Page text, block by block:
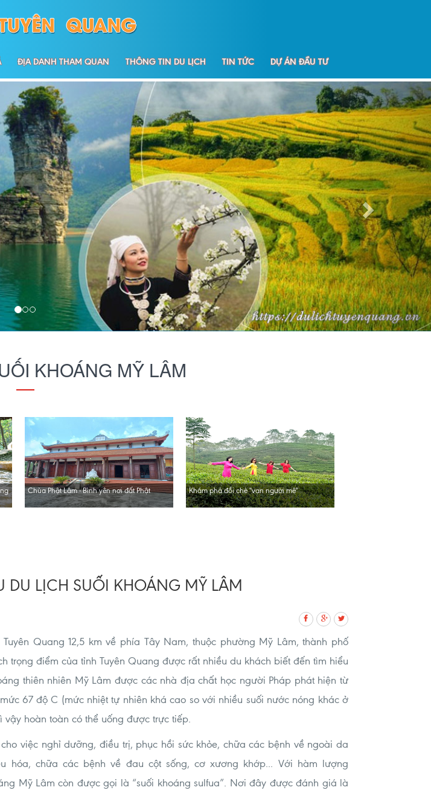
ĐỊA DANH THAM QUAN THÔNG TIN DU LỊCH TIN TỨC DỰ ÁN ĐẦU TƯ
KHOÁNG MỸ LÂM
Chùa Phật Lâm - Bình yên nơi đất Phật Khám phá đồi chè "vạn người mê"
DU LỊCH SUỐI KHOÁNG MỸ LÂM
Quang 12,5 km về phía Tây Nam, thuộc phường Mỹ Lâm, thành phố
trọng điểm của tỉnh Tuyên Quang được rất nhiều du khách biết đến tìm hiểu
thiên nhiên Mỹ Lâm được các nhà địa chất học người Pháp phát hiện từ
67 độ C (mức nhiệt tự nhiên khá cao so với nhiều suối nước nóng khác ở
hoàn toàn có thể uống được trực tiếp.
việc nghỉ dưỡng, điều trị, phục hồi sức khỏe, chữa các bệnh về ngoài da
hóa, chữa các bệnh về đau cột sống, cơ xương khớp... Với hàm lượng
Mỹ Lâm còn được gọi là “suối khoáng sulfua”. Nơi đây được đánh giá là